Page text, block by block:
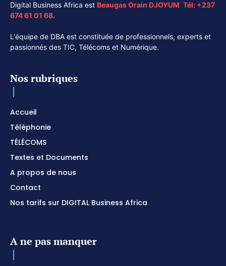
Digital Business Africa est Beaugas Orain DJOYUM. Tél: +237
674 61 01 68.
L'équipe de DBA est constituée de professionnels, experts et
passionnés des TIC, Télécoms et Numérique.
Nos rubriques
Accueil
Téléphonie
TÉLÉCOMS
Textes et Documents
A propos de nous
Contact
Nos tarifs sur DIGITAL Business Africa
A ne pas manquer